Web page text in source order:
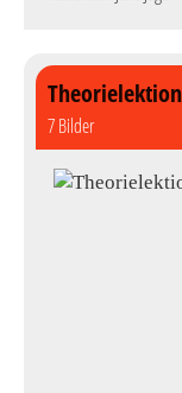
7 Bilder